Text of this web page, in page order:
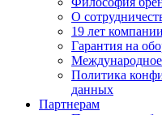
О
19 лет
Гарантия на
Международное
Политика
данных
Партнерам